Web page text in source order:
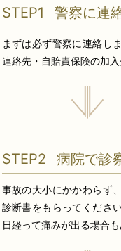
STEP1 警察に連
まずは必ず警察に連絡し
連絡先・自賠責保険の加入
STEP2 病院で診
事故の大小にかかわらず
診断書をもらってくださ
日経って痛みが出る場合も